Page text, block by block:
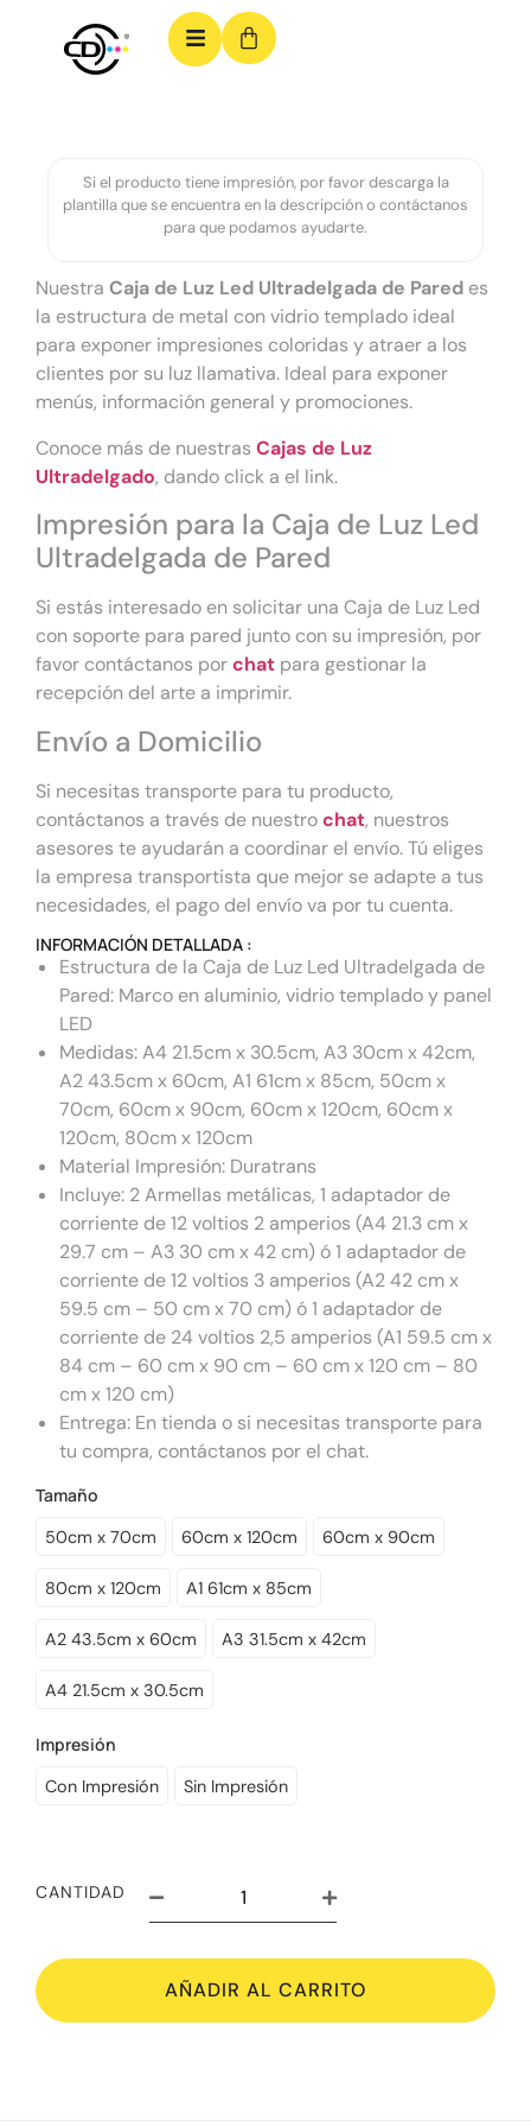
Si el producto tiene impresión, por favor descarga la
plantilla que se encuentra en la descripción o contáctanos
para que podamos ayudarte.
Nuestra Caja de Luz Led Ultradelgada de Pared es
la estructura de metal con vidrio templado ideal
para exponer impresiones coloridas y atraer a los
clientes por su luz llamativa. Ideal para exponer
menús, información general y promociones.
Conoce más de nuestras Cajas de Luz
Ultradelgado, dando click a el link.
Impresión para la Caja de Luz Led
Ultradelgada de Pared
Si estás interesado en solicitar una Caja de Luz Led
con soporte para pared junto con su impresión, por
favor contáctanos porchat para gestionar la
recepción del arte a imprimir.
Envío a Domicilio
Si necesitas transporte para tu producto,
contáctanos a través de nuestrochat, nuestros
asesores te ayudarán a coordinar el envío. Tú eliges
la empresa transportista que mejor se adapte a tus
necesidades, el pago del envío va por tu cuenta.
INFORMACIÓN DETALLADA :
Estructura de la Caja de Luz Led Ultradelgada de
Pared: Marco en aluminio, vidrio templado y panel
LED
Medidas: A4 21.5cm x 30.5cm, A3 30cm x 42cm,
A2 43.5cm x 60cm, A1 61cm x 85cm, 50cm x
70cm, 60cm x 90cm, 60cm x 120cm, 60cm x
120cm, 80cm x 120cm
Material Impresión: Duratrans
Incluye: 2 Armellas metálicas, 1 adaptador de
corriente de 12 voltios 2 amperios (A4 21.3 cm x
29.7 cm – A3 30 cm x 42 cm) ó 1 adaptador de
corriente de 12 voltios 3 amperios (A2 42 cm x
59.5 cm – 50 cm x 70 cm) ó 1 adaptador de
corriente de 24 voltios 2,5 amperios (A1 59.5 cm x
84 cm – 60 cm x 90 cm – 60 cm x 120 cm – 80
cm x 120 cm)
Entrega: En tienda o si necesitas transporte para
tu compra, contáctanos por el chat.
Tamaño
50cm x 70cm 60cm x 120cm 60cm x 90cm
80cm x 120cm A1 61cm x 85cm
A2 43.5cm x 60cm A3 31.5cm x 42cm
A4 21.5cm x 30.5cm
Impresión
Con Impresión Sin Impresión
CANTIDAD
AÑADIR AL CARRITO